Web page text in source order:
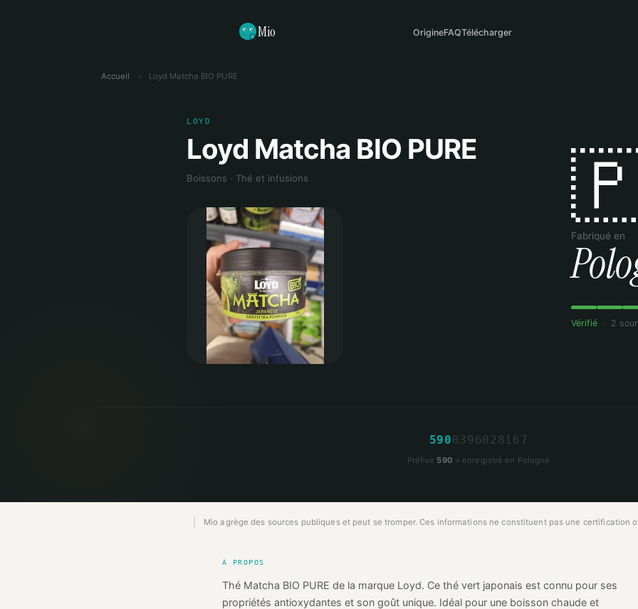
Mio OrigineFAQTélécharger
Accueil Loyd Matcha BIO PURE
LOYD
Loyd Matcha BIO PURE
Boissons · Thé et infusions
Fabriqué en
Vérifié 2
59003 9 60 2 8 1 6 7
Préfixe 590 = enregistré en Pologne
Mio agrège des sources publiques et peut se tromper. Ces informations ne constituent pas une certification
À PROPOS
Thé Matcha BIO PURE de la marque Loyd. Ce thé vert japonais est connu pour ses
propriétés antioxydantes et son goût unique. Idéal pour une boisson chaude et